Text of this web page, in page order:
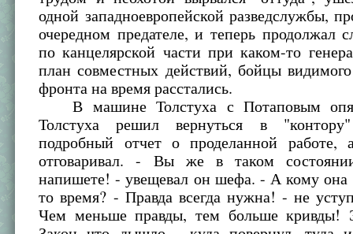
одной западноевропейской разведслужбы,
очередном предателе, и теперь продолжал
по канцелярской части при каком-то
план совместных действий, бойцы
фронта на время расстались.
В машине Толстуха с Потаповым
Толстуха решил вернуться в
подробный отчет о проделанной работе,
отговаривал. - Вы же в таком
напишете! - увещевал он шефа. - А кому
то время? - Правда всегда нужна! - не
Чем меньше правды, тем больше кривды!